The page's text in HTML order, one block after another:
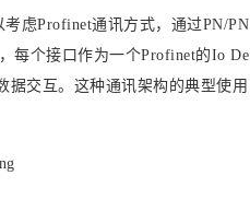
虑Profinet通讯方式，通过PN/PN
每个接口作为一个Profinet的Io De
据交互。这种通讯架构的典型使用